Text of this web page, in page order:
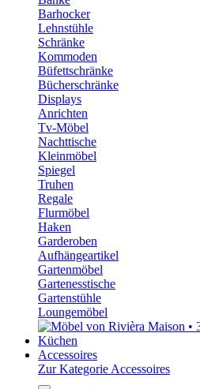
Barhocker
Lehnstühle
Schränke
Kommoden
Büfettschränke
Bücherschränke
Displays
Anrichten
Tv-Möbel
Nachttische
Kleinmöbel
Spiegel
Truhen
Regale
Flurmöbel
Haken
Garderoben
Aufhängeartikel
Gartenmöbel
Gartenesstische
Gartenstühle
Loungemöbel
Küchen
Accessoires
Zur Kategorie Accessoires